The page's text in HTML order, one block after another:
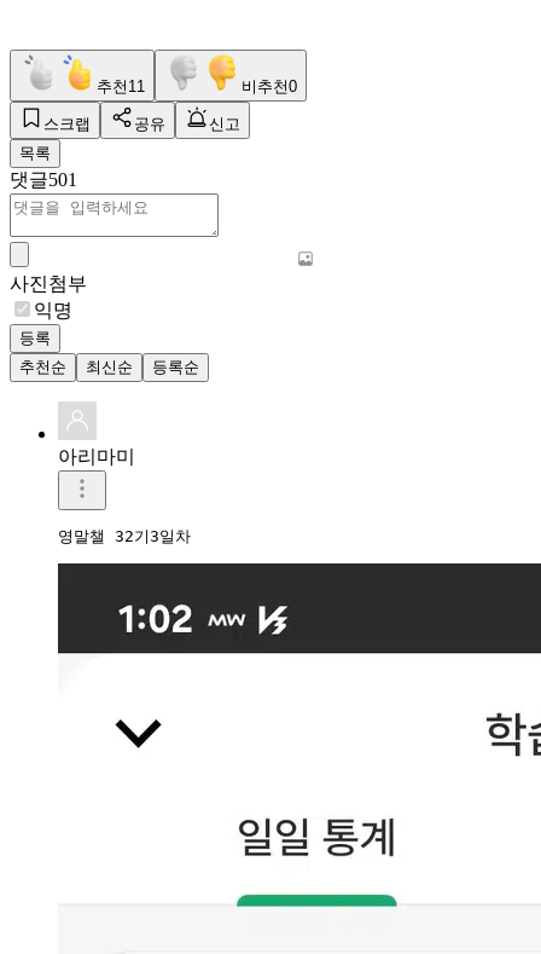
추천 11 비추천0
스크랩 공유
신고
목록
댓글501
사진첨부
익명
등록
추천순
최신순 등록순
아리마미
영말챌 32기3일차